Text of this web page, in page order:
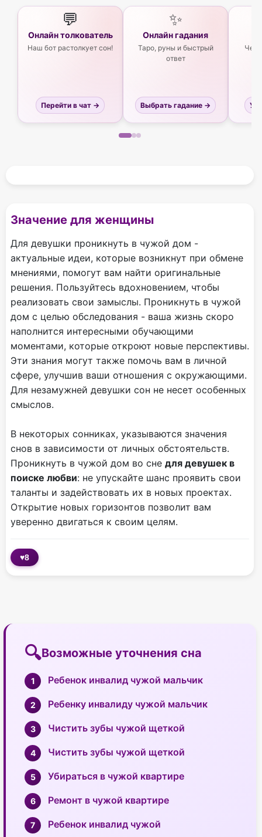
💬
Онлайн толкователь
Наш бот растолкует сон!
Перейти в чат →
✨
Онлайн гадания
Таро, руны и быстрый
ответ
Выбрать гадание →
Значение для женщины
Для девушки проникнуть в чужой дом -
актуальные идеи, которые возникнут при обмене
мнениями, помогут вам найти оригинальные
решения. Пользуйтесь вдохновением, чтобы
реализовать свои замыслы. Проникнуть в чужой
дом с целью обследования - ваша жизнь скоро
наполнится интересными обучающими
моментами, которые откроют новые перспективы.
Эти знания могут также помочь вам в личной
сфере, улучшив ваши отношения с окружающими.
Для незамужней девушки сон не несет особенных
смыслов.
В некоторых сонниках, указываются значения
снов в зависимости от личных обстоятельств.
Проникнуть в чужой дом во сне для девушек в
поиске любви: не упускайте шанс проявить свои
таланты и задействовать их в новых проектах.
Открытие новых горизонтов позволит вам
уверенно двигаться к своим целям.
♥8
Возможные уточнения сна
Ребенок инвалид чужой мальчик
Ребенку инвалиду чужой мальчик
Чистить зубы чужой щеткой
Чистить зубы чужой щеткой
Убираться в чужой квартире
Ремонт в чужой квартире
Ребенок инвалид чужой